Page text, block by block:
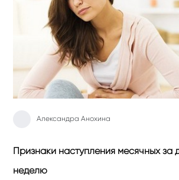
Александра Анохина
Признаки наступления месячных за
неделю